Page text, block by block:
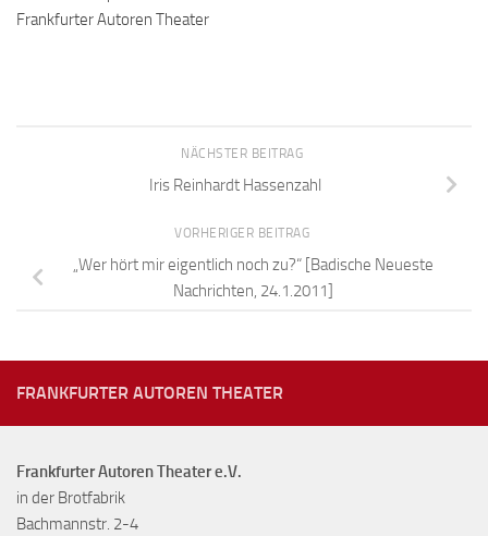
Frankfurter Autoren Theater
NÄCHSTER BEITRAG
Iris Reinhardt Hassenzahl
VORHERIGER BEITRAG
„Wer hört mir eigentlich noch zu?“ [Badische Neueste
Nachrichten, 24.1.2011]
FRANKFURTER AUTOREN THEATER
Frankfurter Autoren Theater e.V.
in der Brotfabrik
Bachmannstr. 2-4